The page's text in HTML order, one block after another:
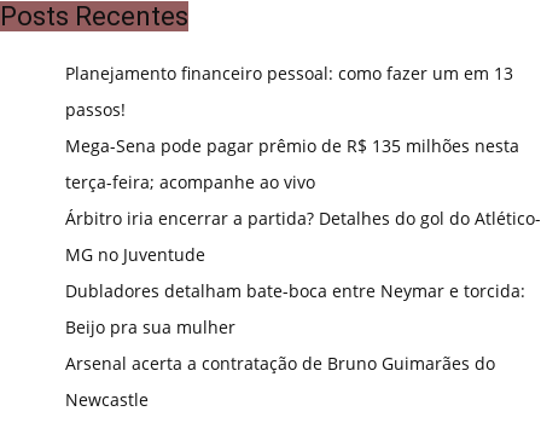
Posts Recentes
Planejamento financeiro pessoal: como fazer um em 13
passos!
Mega-Sena pode pagar prêmio de R$ 135 milhões nesta
terça-feira; acompanhe ao vivo
Árbitro iria encerrar a partida? Detalhes do gol do Atlético-
MG no Juventude
Dubladores detalham bate-boca entre Neymar e torcida:
Beijo pra sua mulher
Arsenal acerta a contratação de Bruno Guimarães do
Newcastle